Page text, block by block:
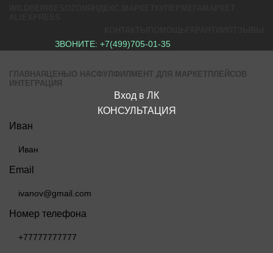
ЗВОНИТЕ:+7(499)705-01-35
ГЛАВНАЯ ЦЕНЫ О НАСФУЛФИЛМЕНТ ДЛЯ МАРКЕТПЛЕЙСОВ
ИНТЕГРАЦИЯ
Вход в ЛК
КОНСУЛЬТАЦИЯ
Иван
Email
Номер телефона